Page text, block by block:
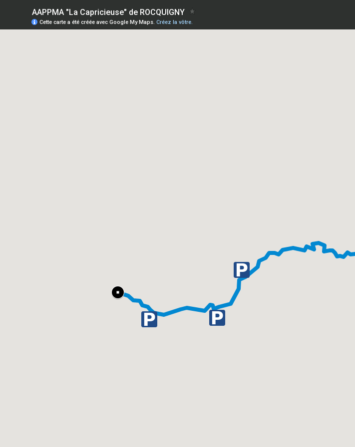
AAPPMA "La Capricieuse" de ROCQUIGNY
Cette carte a été créée avec Google My Maps. Créez la vôtre.